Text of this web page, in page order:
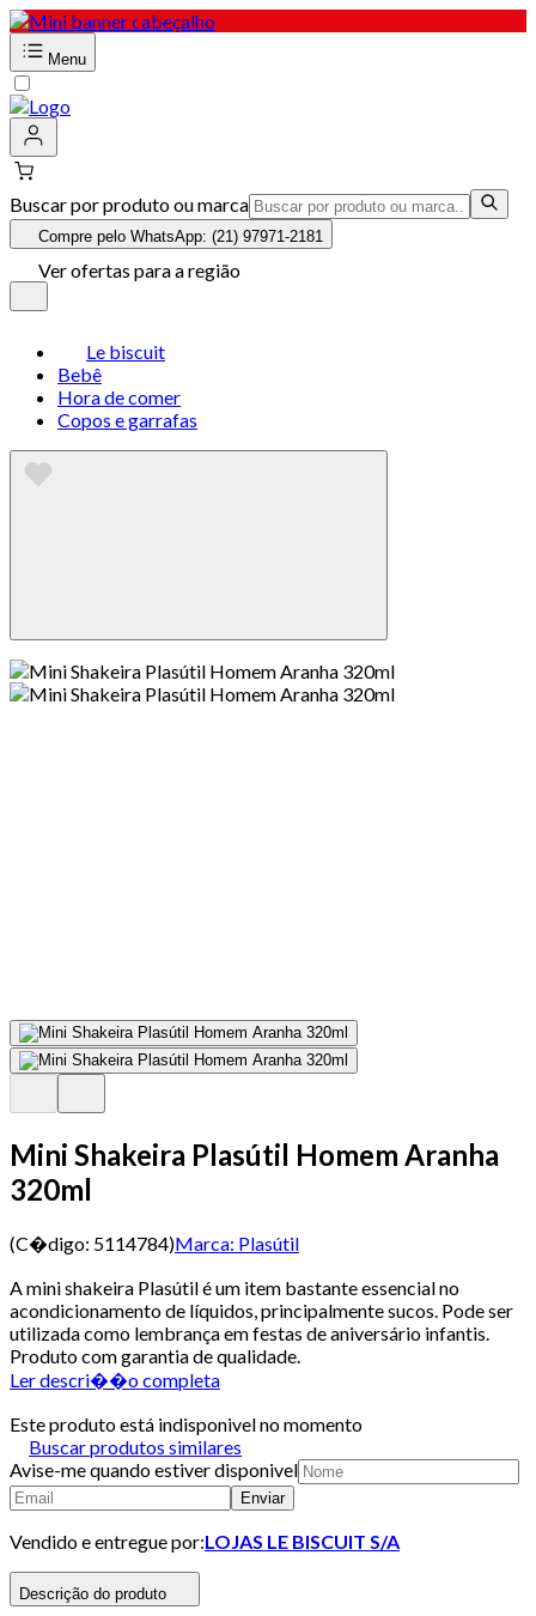
Menu
Buscar por produto ou marca
Compre pelo WhatsApp: (21) 97971-2181
Ver ofertas para a região
Le biscuit
Bebê
Hora de comer
Copos e garrafas
Mini Shakeira Plasútil Homem Aranha
320ml
(C�digo: 5114784)Marca: Plasútil
A mini shakeira Plasútil é um item bastante essencial no
acondicionamento de líquidos, principalmente sucos. Pode ser
utilizada como lembrança em festas de aniversário infantis.
Produto com garantia de qualidade.
Ler descri��o completa
Este produto está indisponivel no momento
Buscar produtos similares
Avise-me quando estiver disponivel
Enviar
Vendido e entregue por:LOJAS LE BISCUIT S/A
Descrição do produto